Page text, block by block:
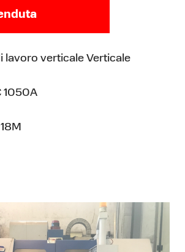
lavoro verticale Verticale
1050A